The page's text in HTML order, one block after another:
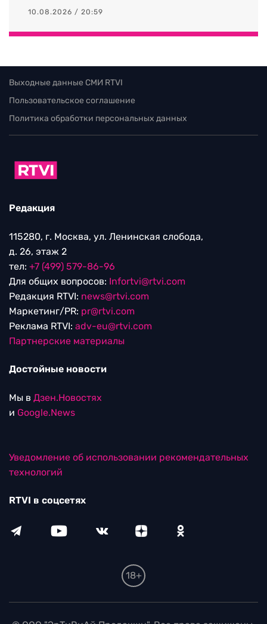
10.08.2026 / 20:59
Выходные данные СМИ RTVI
Пользовательское соглашение
Политика обработки персональных данных
Редакция
115280, г. Москва, ул. Ленинская слобода,
д. 26, этаж 2
тел: +7 (499) 579-86-96
Для общих вопросов: Infortvi@rtvi.com
Редакция RTVI: news@rtvi.com
Маркетинг/PR: pr@rtvi.com
Реклама RTVI: adv-eu@rtvi.com
Партнерские материалы
Достойные новости
Мы в Дзен.Новостях
и Google.News
Уведомление об использовании рекомендательных
технологий
RTVI в соцсетях
18+